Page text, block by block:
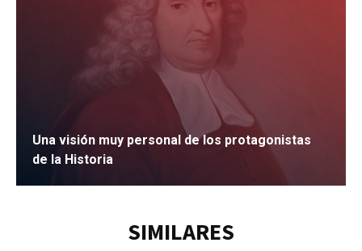
Una visión muy personal de los protagonistas
de la Historia
SIMILARES